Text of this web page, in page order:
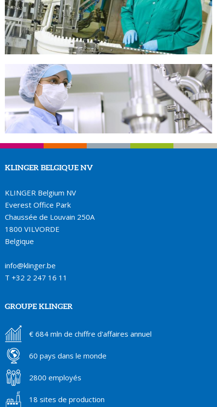
KLINGER BELGIQUE NV
KLINGER Belgium NV
Everest Office Park
Chaussée de Louvain 250A
1800 VILVORDE
Belgique
info@klinger.be
T +32 2 247 16 11
GROUPE KLINGER
€ 684 mln de chiffre d'affaires annuel
60 pays dans le monde
2800 employés
18 sites de production